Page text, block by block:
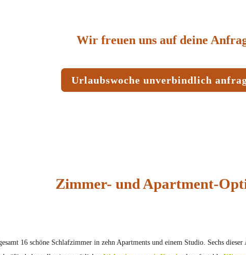
Wir freuen uns auf deine
Urlaubswoche unverbindlich
Zimmer- und Apartment-
16 schöne Schlafzimmer in zehn Apartments und einem Studio. Sechs